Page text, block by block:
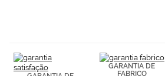
Puedes
consultar más
GARANTIA DE
FABRICO